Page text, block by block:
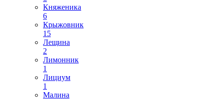
Княженика
6
Крыжовник
15
Лещина
2
Лимонник
1
Лициум
1
Малина